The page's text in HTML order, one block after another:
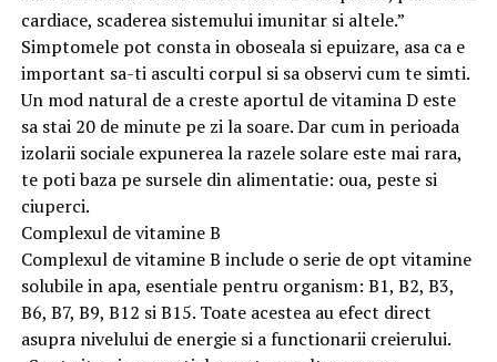
cardiace, scaderea sistemului imunitar si altele.”
Simptomele pot consta in oboseala si epuizare, asa ca e
important sa-ti asculti corpul si sa observi cum te simti.
Un mod natural de a creste aportul de vitamina D este
sa stai 20 de minute pe zi la soare. Dar cum in perioada
izolarii sociale expunerea la razele solare este mai rara,
te poti baza pe sursele din alimentatie: oua, peste si
ciuperci.
Complexul de vitamine B
Complexul de vitamine B include o serie de opt vitamine
solubile in apa, esentiale pentru organism: B1, B2, B3,
B6, B7, B9, B12 si B15. Toate acestea au efect direct
asupra nivelului de energie si a functionarii creierului.